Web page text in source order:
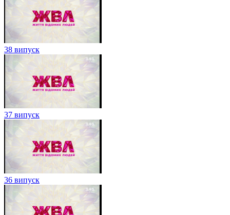
38 випуск
37 випуск
36 випуск